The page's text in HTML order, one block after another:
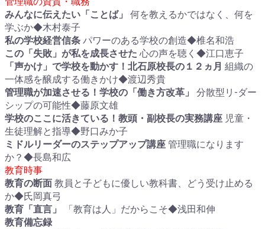
みんなに伝えたい「ことば」
何を教えるかではなく、何を
学ぶか◆木村泰子
私の学校経営信条 パワーのある学校の創造◆椎名和浩
この「失敗」が私を成長させた 心の声を聴く◆江口恵子
「声かけ」で学校を動かす！北石原校長の１２ヵ月 組織の
一体感を醸成する働きかけ◆渡辺秀貴
管理職が加速させる！学校の「働き方改革」
分散型リ-ダー
シップの可能性◆藤原文雄
学校のここに活きている！教頭・副校長の実務講座 児童・
生徒理解と指導◆野口みか子
ミドルリーダーのステップアップ講座 管理職になります
か？◆長島和広
教育時事
教育の断面 教員と子どもに優しい教科書、どう受け止める
か◆氏岡真弓
教育「直言」
「教育は人」だからこそ◆浅田和伸
教育備忘録